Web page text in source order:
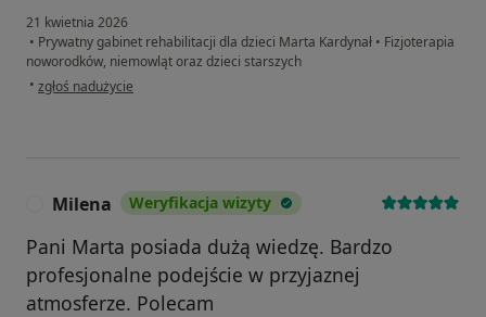
21 kwietnia 2026
• Prywatny gabinet rehabilitacji dla dzieci Marta Kardynał • Fizjoterapia
noworodków, niemowląt oraz dzieci starszych
• w opinii użytkownika Emil
zgłoś nadużycie
Milena Weryfikacja wizyty
Pani Marta posiada dużą wiedzę. Bardzo
profesjonalne podejście w przyjaznej
atmosferze. Polecam